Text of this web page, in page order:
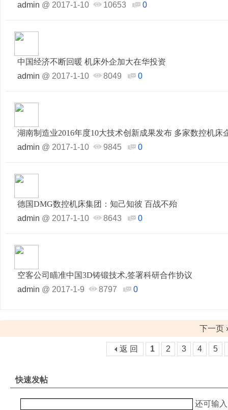
admin @ 2017-1-10 10653 0
中国经济不断回暖 机床外企加大在华投资
admin @ 2017-1-10 8049 0
湖南制造业2016年度10大技术创新成果发布 多家数控机床
admin @ 2017-1-10 9845 0
德国DMG数控机床集团：知己知彼 百战不殆
admin @ 2017-1-10 8643 0
空客公司瞄准中国3D铸锻技术,签署科研合作协议
admin @ 2017-1-9 8797 0
下一页
1 2 3 4 5
返 回
快速发帖
还可输